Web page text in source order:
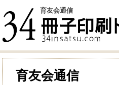
育友会通信
育友会通信